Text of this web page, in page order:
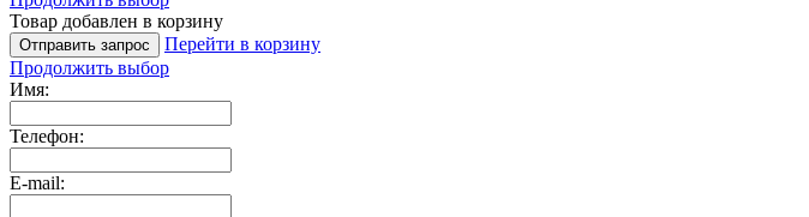
Товар добавлен в корзину
Отправить запрос
Перейти в корзину
Продолжить выбор
Имя:
Телефон:
E-mail: